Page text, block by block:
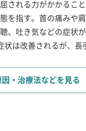
される力がかかるこ
を指す。首の痛みや
、吐き気などの症状が
は改善されるが、長
因・治療法などを見る